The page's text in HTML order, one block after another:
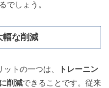
でしょう。
幅な削減
トの一つは、
トレーニン
削減できることです。従来